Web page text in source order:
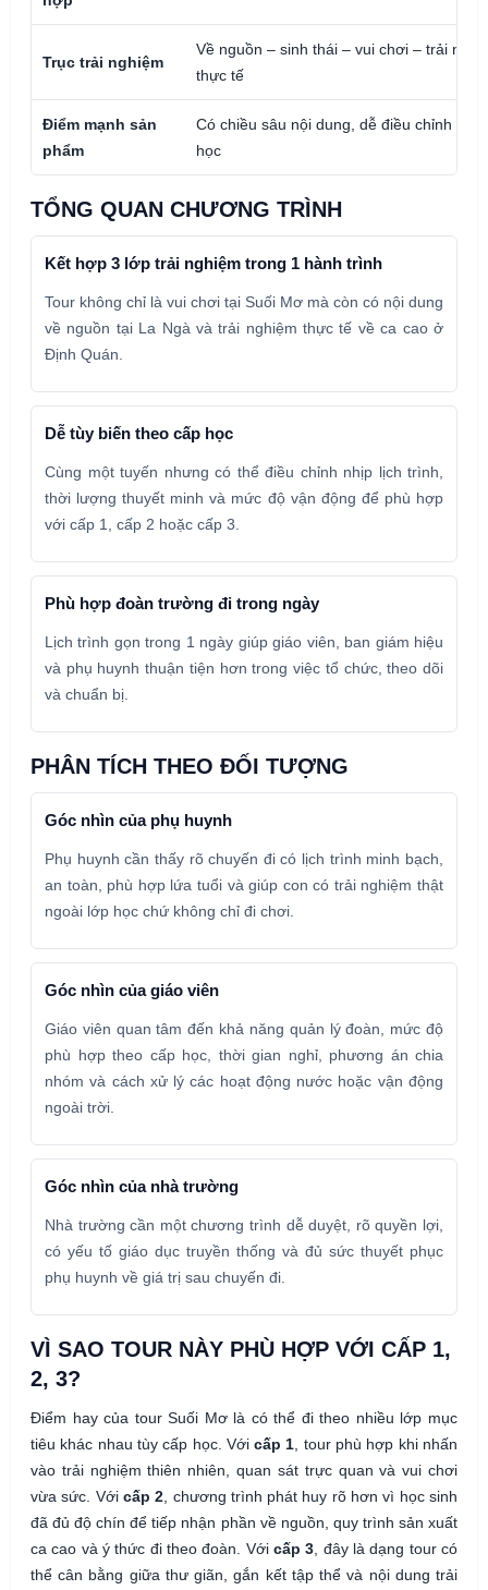
Trục trải nghiệm
Về nguồn – sinh thái – vui chơi – trải
thực tế
Điểm mạnh sản
phẩm
Có chiều sâu nội dung, dễ điều chỉnh
học
TỔNG QUAN CHƯƠNG TRÌNH
Kết hợp 3 lớp trải nghiệm trong 1 hành trình
Tour không chỉ là vui chơi tại Suối Mơ mà còn có nội dung
về nguồn tại La Ngà và trải nghiệm thực tế về ca cao ở
Định Quán.
Dễ tùy biến theo cấp học
Cùng một tuyến nhưng có thể điều chỉnh nhịp lịch trình,
thời lượng thuyết minh và mức độ vận động để phù hợp
với cấp 1, cấp 2 hoặc cấp 3.
Phù hợp đoàn trường đi trong ngày
Lịch trình gọn trong 1 ngày giúp giáo viên, ban giám hiệu
và phụ huynh thuận tiện hơn trong việc tổ chức, theo dõi
và chuẩn bị.
PHÂN TÍCH THEO ĐỐI TƯỢNG
Góc nhìn của phụ huynh
Phụ huynh cần thấy rõ chuyến đi có lịch trình minh bạch,
an toàn, phù hợp lứa tuổi và giúp con có trải nghiệm thật
ngoài lớp học chứ không chỉ đi chơi.
Góc nhìn của giáo viên
Giáo viên quan tâm đến khả năng quản lý đoàn, mức độ
phù hợp theo cấp học, thời gian nghỉ, phương án chia
nhóm và cách xử lý các hoạt động nước hoặc vận động
ngoài trời.
Góc nhìn của nhà trường
Nhà trường cần một chương trình dễ duyệt, rõ quyền lợi,
có yếu tố giáo dục truyền thống và đủ sức thuyết phục
phụ huynh về giá trị sau chuyến đi.
VÌ SAO TOUR NÀY PHÙ HỢP VỚI CẤP 1,
2, 3?
Điểm hay của tour Suối Mơ là có thể đi theo nhiều lớp mục
tiêu khác nhau tùy cấp học. Vớicấp 1 , tour phù hợp khi nhấn
vào trải nghiệm thiên nhiên, quan sát trực quan và vui chơi
vừa sức. Với cấp 2 , chương trình phát huy rõ hơn vì học sinh
đã đủ độ chín để tiếp nhận phần về nguồn, quy trình sản xuất
ca cao và ý thức đi theo đoàn. Với cấp 3 , đây là dạng tour có
thể cân bằng giữa thư giãn, gắn kết tập thể và nội dung trải